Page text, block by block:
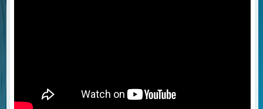
Cordiali Saluti Avv. Giuseppe
Incardona legale della A.I.F.V.S.-
conversazione ( da lui confessato e
confermato) ed è possibile che
obblighi nei confronti del cliente che
sono inderogabili. Certo resta il